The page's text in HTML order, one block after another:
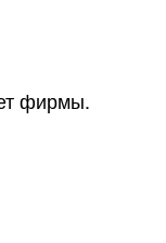
фирмы.